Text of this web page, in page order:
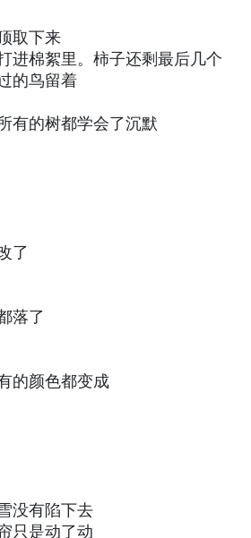
取下来
进棉絮里。柿子还剩最后几个
的鸟留着
有的树都学会了沉默
了
落了
的颜色都变成
没有陷下去
只是动了动